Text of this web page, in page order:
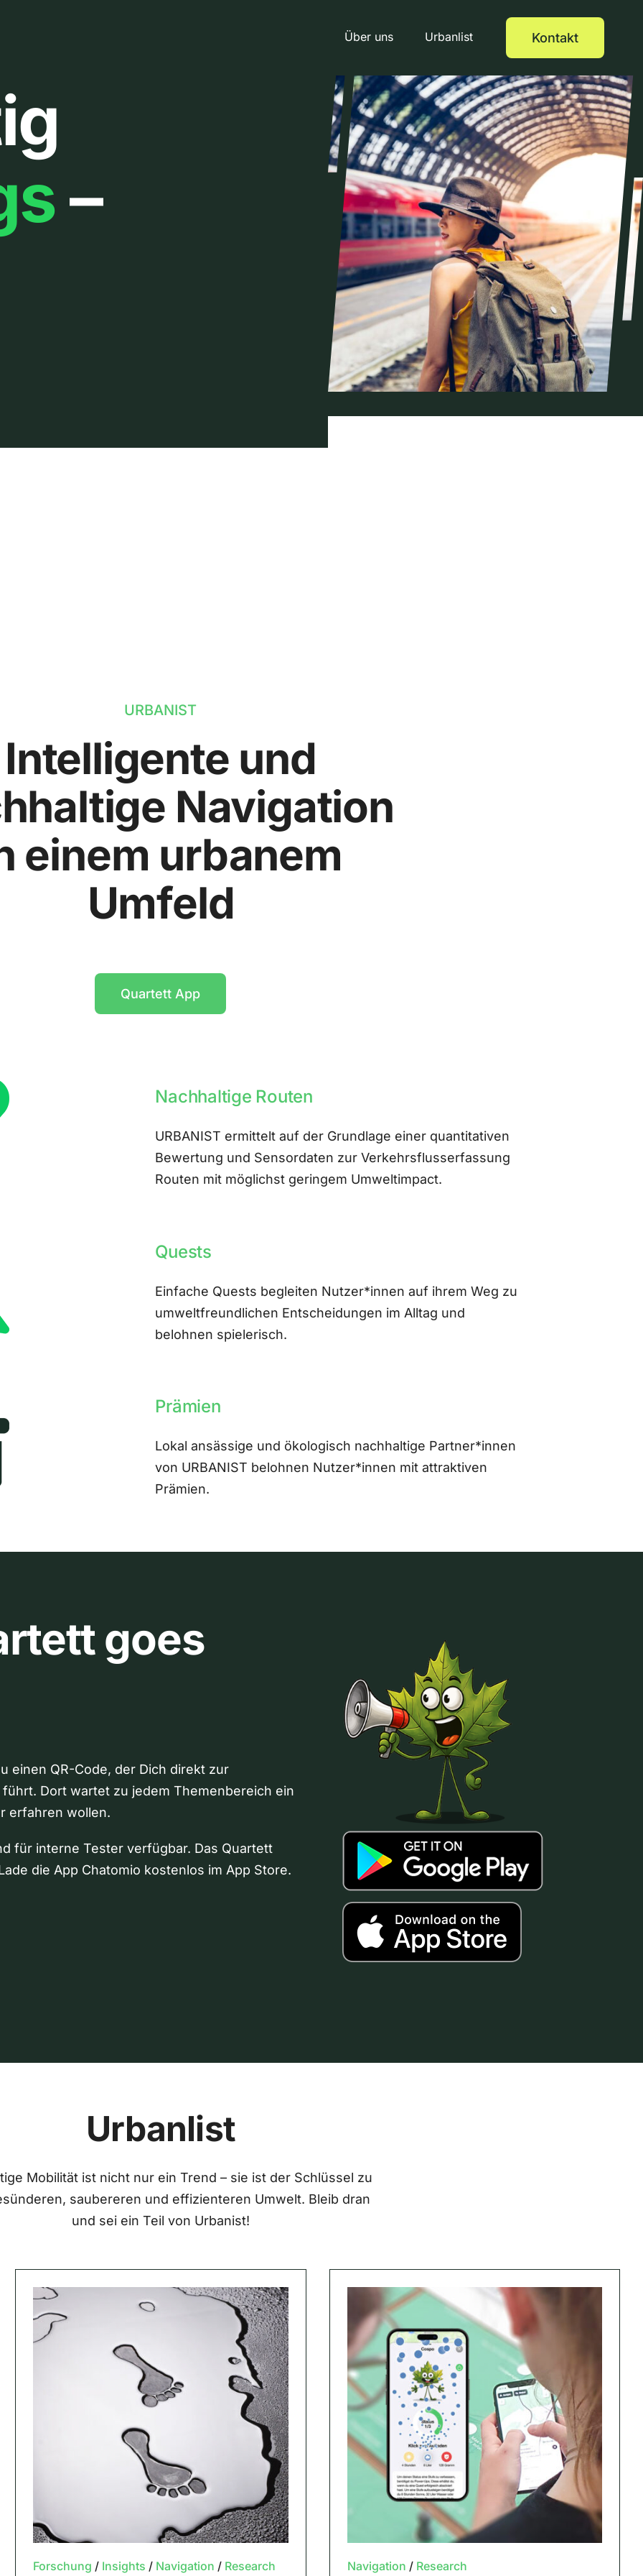
Über uns Urbanlist Kontakt
–
URBANIST
Intelligente und
Navigation
einem urbanem
Umfeld
Quartett App
Nachhaltige Routen
URBANIST ermittelt auf der Grundlage einer quantitativen
Bewertung und Sensordaten zur Verkehrsflusserfassung
Routen mit möglichst geringem Umweltimpact.
Quests
Einfache Quests begleiten Nutzer*innen auf ihrem Weg zu
umweltfreundlichen Entscheidungen im Alltag und
belohnen spielerisch.
Prämien
Lokal ansässige und ökologisch nachhaltige Partner*innen
von URBANIST belohnen Nutzer*innen mit attraktiven
Prämien.
goes
einen QR-Code, der Dich direkt zur
Dort wartet zu jedem Themenbereich ein
erfahren wollen.
für interne Tester verfügbar. Das Quartett
die App Chatomio kostenlos im App Store.
Urbanlist
Mobilität ist nicht nur ein Trend – sie ist der Schlüssel zu
saubereren und effizienteren Umwelt. Bleib dran
und sei ein Teil von Urbanist!
Forschung / Insights / Navigation / Research Navigation / Research